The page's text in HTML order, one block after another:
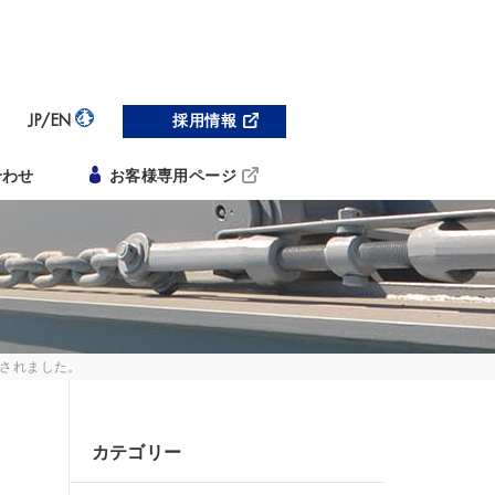
JP/EN 採用情報
せ お客様専用ページ
れました。
カテゴリー